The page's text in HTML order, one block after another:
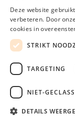
Deze website
verbeteren. Door
cookies in
STRIKT
TARGETING
NIET-
DETAILS